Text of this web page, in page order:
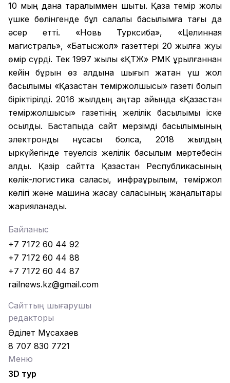
10 мың дана таралыммен шықты. Қазақ темір жолы
үшке бөлінгенде бұл салалық басылымға тағы да
әсер етті. «Новь Турксиба», «Целинная
магистраль», «Батысжол» газеттері 20 жылға жуық
өмір сүрді. Тек 1997 жылы «ҚТЖ» РМК құрылғаннан
кейін бұрын өз алдына шығып жатқан үш жол
басылымы «Қазақстан теміржолшысы» газеті болып
біріктірілді. 2016 жылдың қаңтар айында «Қазақстан
теміржолшысы» газетінің желілік басылымы іске
қосылды. Бастапқыда сайт мерзімді басылымының
электронды нұсқасы болса, 2018 жылдың
қыркүйегінде тәуелсіз желілік басылым мәртебесін
алды. Қазір сайтта Қазақстан Республикасының
көлік-логистика саласы, инфрақұрылым, теміржол
көлігі және машина жасау саласының жаңалықтары
жарияланады.
Байланыс
+7 7172 60 44 92
+7 7172 60 44 88
+7 7172 60 44 87
railnews.kz@gmail.com
Сайттың шығарушы
редакторы
Әділет Мұсахаев
8 707 830 7721
Меню
3D тур